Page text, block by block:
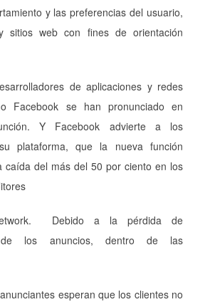
y las preferencias del usuario,
sitios web con fines de orientación
de aplicaciones y redes
Facebook se han pronunciado en
Y Facebook advierte a los
plataforma, que la nueva función
caída del más del 50 por ciento en los
Debido a la pérdida de
de los anuncios, dentro de las
esperan que los clientes no